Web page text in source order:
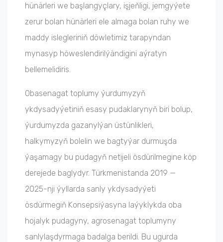
hünärleri we başlangyçlary, işjeňligi, jemgyýete
zerur bolan hünärleri ele almaga bolan ruhy we
maddy islegleriniň döwletimiz tarapyndan
mynasyp höweslendirilýändigini aýratyn
bellemelidiris.
Obasenagat toplumy ýurdumyzyň
ykdysadyýetiniň esasy pudaklarynyň biri bolup,
ýurdumyzda gazanylýan üstünlikleri,
halkymyzyň bolelin we bagtyýar durmuşda
ýaşamagy bu pudagyň netijeli ösdürilmegine köp
derejede baglydyr. Türkmenistanda 2019 —
2025-nji ýyllarda sanly ykdysadyýeti
ösdürmegiň Konsepsiýasyna laýyklykda oba
hojalyk pudagyny, agrosenagat toplumyny
sanlylaşdyrmaga badalga berildi. Bu ugurda